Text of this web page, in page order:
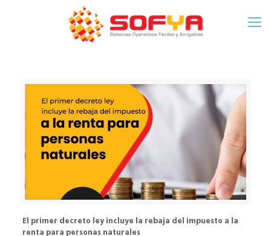
El primer decreto ley incluye la rebaja del impuesto a la